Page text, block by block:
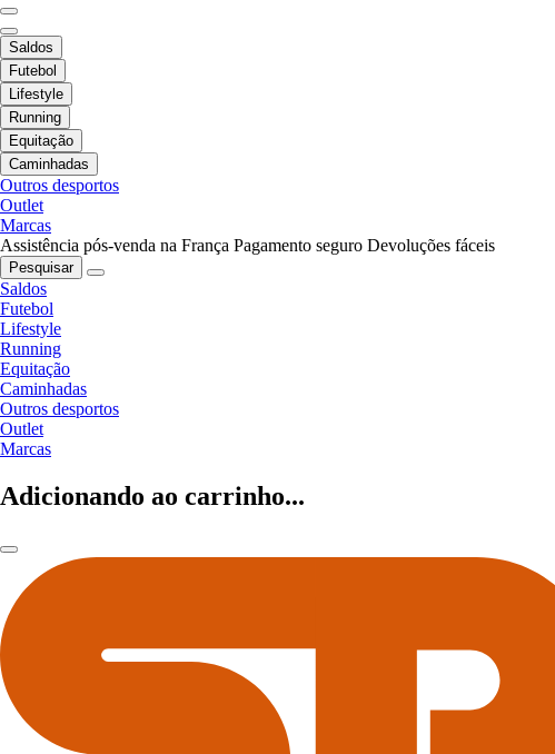
Saldos
Futebol
Lifestyle
Running
Equitação
Caminhadas
Outros desportos
Outlet
Marcas
Assistência pós-venda na França Pagamento seguro Devoluções fáceis
Pesquisar
Saldos
Futebol
Lifestyle
Running
Equitação
Caminhadas
Outros desportos
Outlet
Marcas
Adicionando ao carrinho...